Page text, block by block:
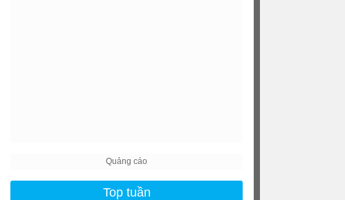
Top tuần